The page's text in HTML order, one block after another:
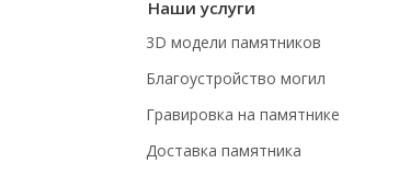
Наши услуги
3D модели памятников
Благоустройство могил
Гравировка на памятнике
Доставка памятника